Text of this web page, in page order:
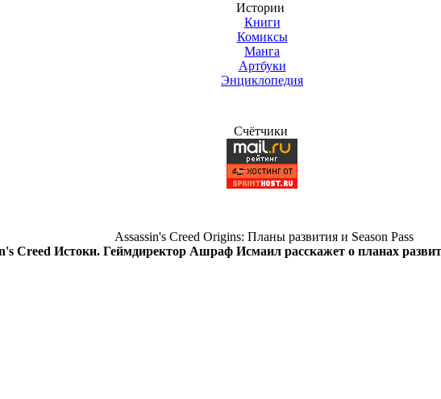
Истории
Книги
Комиксы
Манга
Артбуки
Энциклопедия
Счётчики
Assassin's Creed Origins: Планы развития и Season Pass
Creed Истоки. Геймдиректор Ашраф Исмаил расскажет о планах